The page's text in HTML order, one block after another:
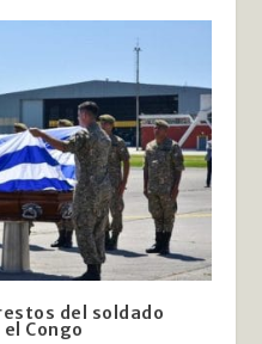
del soldado
Congo